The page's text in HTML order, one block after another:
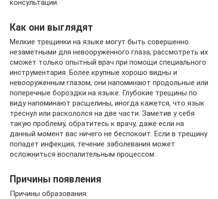
консультации.
Как они выглядят
Мелкие трещинки на языке могут быть совершенно
незаметными для невооруженного глаза, рассмотреть их
сможет только опытный врач при помощи специального
инструментария. Более крупные хорошо видны и
невооруженным глазом, они напоминают продольные или
поперечные бороздки на языке. Глубокие трещины по
виду напоминают расщелины, иногда кажется, что язык
треснул или раскололся на две части. Заметив у себя
такую проблему, обратитесь к врачу, даже если на
данный момент вас ничего не беспокоит. Если в трещину
попадет инфекция, течение заболевания может
осложниться воспалительным процессом.
Причины появления
Причины образования: